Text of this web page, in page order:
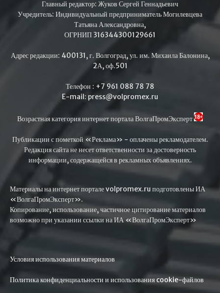
Главный редактор: Жуков Сергей Геннадьевич
Учредитель: Индивидуальный предприниматель Могилевцева
Татьяна Александровна,
ОГРНИП 316344300129661
Адрес редакции: 400131, г. Волгоград, ул. им. Михаила Балонина,
2А, оф.501
Телефон : +7 961 088 78 78
E-mail: press@volpromex.ru
Возрастная категория интернет портала ВолгаПромЭксперт
Публикации с пометкой «Реклама» - оплачены рекламодателем.
Редакция сайта не несет ответственности за достоверность
информации, содержащейся в рекламных объявлениях.
Материалы на интернет портале volpromex.ru подготовлены ИА
«ВолгаПромЭксперт».
Копирование, использование, частичное цитирование материалов
возможно при указании ссылки на ИА «ВолгаПромЭксперт»
Условия использования материалов
Политика конфиденциальности и использования cookie-файлов